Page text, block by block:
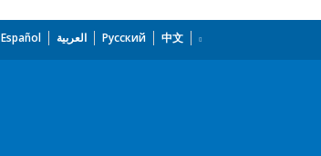
Español العربية Русский 中文